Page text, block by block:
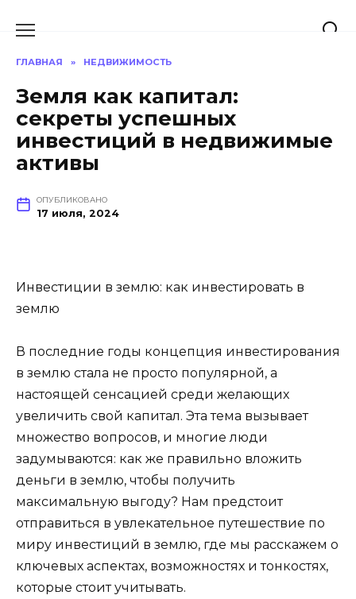
ГЛАВНАЯ » НЕДВИЖИМОСТЬ
Земля как капитал:
секреты успешных
инвестиций в недвижимые
активы
ОПУБЛИКОВАНО
17 июля, 2024
Инвестиции в землю: как инвестировать в
землю
В последние годы концепция инвестирования
в землю стала не просто популярной, а
настоящей сенсацией среди желающих
увеличить свой капитал. Эта тема вызывает
множество вопросов, и многие люди
задумываются: как же правильно вложить
деньги в землю, чтобы получить
максимальную выгоду? Нам предстоит
отправиться в увлекательное путешествие по
миру инвестиций в землю, где мы расскажем о
ключевых аспектах, возможностях и тонкостях,
которые стоит учитывать.